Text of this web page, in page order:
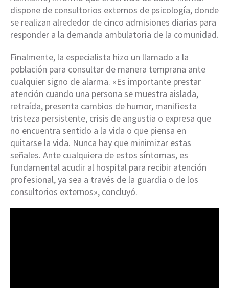
dispone de consultorios externos de psicología, donde
se realizan alrededor de cinco admisiones diarias para
responder a la demanda ambulatoria de la comunidad.
Finalmente, la especialista hizo un llamado a la
población para consultar de manera temprana ante
cualquier signo de alarma. «Es importante prestar
atención cuando una persona se muestra aislada,
retraída, presenta cambios de humor, manifiesta
tristeza persistente, crisis de angustia o expresa que
no encuentra sentido a la vida o que piensa en
quitarse la vida. Nunca hay que minimizar estas
señales. Ante cualquiera de estos síntomas, es
fundamental acudir al hospital para recibir atención
profesional, ya sea a través de la guardia o de los
consultorios externos», concluyó.